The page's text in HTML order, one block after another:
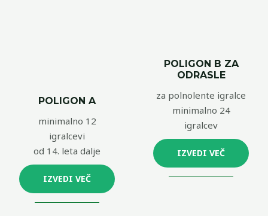
POLIGON A
minimalno 12
igralcevi
od 14. leta dalje
IZVEDI VEČ
POLIGON B ZA
ODRASLE
za polnolente igralce
minimalno 24
igralcev
IZVEDI VEČ